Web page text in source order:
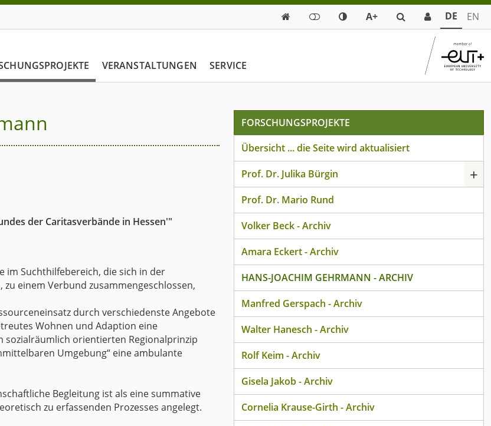
 A+ DE EN
VERANSTALTUNGEN SERVICE
der Caritasverbände in Hessen'"
im Suchthilfebereich, die sich in der
einem Verbund zusammengeschlossen,
durch verschiedenste Angebote
Wohnen und Adaption eine
sozialräumlich orientierten Regionalprinzip
Umgebung“ eine ambulante
Begleitung ist als eine summative
zu erfassenden Prozesses angelegt.
FORSCHUNGSPROJEKTE
Übersicht ... die Seite wird aktualisiert
Prof. Dr. Julika Bürgin
+
Prof. Dr. Mario Rund
Volker Beck - Archiv
Amara Eckert - Archiv
HANS-JOACHIM GEHRMANN - ARCHIV
Manfred Gerspach - Archiv
Walter Hanesch - Archiv
Rolf Keim - Archiv
Gisela Jakob - Archiv
Cornelia Krause-Girth - Archiv